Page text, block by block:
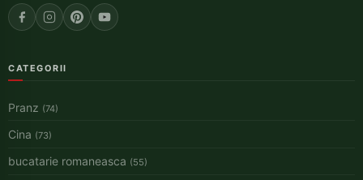
CATEGORII
Pranz (74)
Cina (73)
bucatarie romaneasca (55)